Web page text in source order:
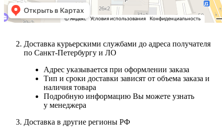
Доставка курьерскими службами до адреса получателя
по Санкт-Петербургу и ЛО
Адрес указывается при оформлении заказа
Тип и сроки доставки зависят от объема заказа и
наличия товара
Подробную информацию Вы можете узнать
у менеджера
Доставка в другие регионы РФ